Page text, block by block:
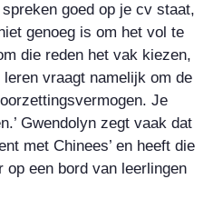
goed op je cv staat,
genoeg is om het vol te
die reden het vak kiezen,
vraagt namelijk om de
Je
Gwendolyn zegt vaak dat
met Chinees’ en heeft die
een bord van leerlingen